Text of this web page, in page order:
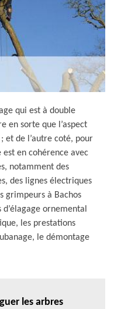
qui est à double
en sorte que l’aspect
et de l’autre coté, pour
est en cohérence avec
notamment des
des lignes électriques
grimpeurs à Bachos
ornemental
les prestations
le démontage
les arbres